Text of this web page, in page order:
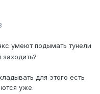
умеют подымать тунели
для этого есть
уже.